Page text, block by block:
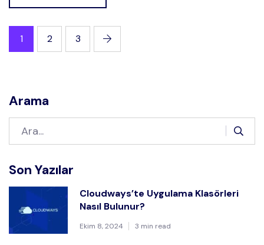
1 2 3
Arama
Son Yazılar
Cloudways’te Uygulama Klasörleri
Nasıl Bulunur?
Ekim 8, 2024 3 min read